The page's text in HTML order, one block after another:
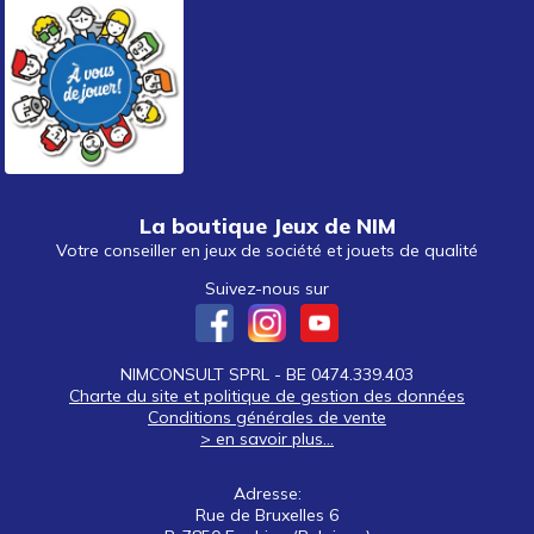
La boutique Jeux de NIM
Votre conseiller en jeux de société et jouets de qualité
Suivez-nous sur
NIMCONSULT SPRL - BE 0474.339.403
Charte du site et politique de gestion des données
Conditions générales de vente
> en savoir plus...
Adresse:
Rue de Bruxelles 6